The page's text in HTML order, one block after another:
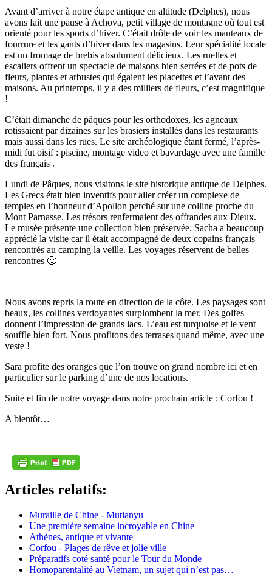
Avant d’arriver à notre étape antique en altitude (Delphes), nous
avons fait une pause à Achova, petit village de montagne où tout est
orienté pour les sports d’hiver. C’était drôle de voir les manteaux de
fourrure et les gants d’hiver dans les magasins. Leur spécialité locale
est un fromage de brebis absolument délicieux. Les ruelles et
escaliers offrent un spectacle de maisons bien serrées et de pots de
fleurs, plantes et arbustes qui égaient les placettes et l’avant des
maisons. Au printemps, il y a des milliers de fleurs, c’est magnifique
!
C’était dimanche de pâques pour les orthodoxes, les agneaux
rotissaient par dizaines sur les brasiers installés dans les restaurants
mais aussi dans les rues. Le site archéologique étant fermé, l’après-
midi fut oisif : piscine, montage video et bavardage avec une famille
des français .
Lundi de Pâques, nous visitons le site historique antique de Delphes.
Les Grecs était bien inventifs pour aller créer un complexe de
temples en l’honneur d’Apollon perché sur une colline proche du
Mont Parnasse. Les trésors renfermaient des offrandes aux Dieux.
Le musée présente une collection bien préservée. Sacha a beaucoup
apprécié la visite car il était accompagné de deux copains français
rencontrés au camping la veille. Les voyages réservent de belles
rencontres 🙂
Nous avons repris la route en direction de la côte. Les paysages sont
beaux, les collines verdoyantes surplombent la mer. Des golfes
donnent l’impression de grands lacs. L’eau est turquoise et le vent
souffle bien fort. Nous profitons des terrases quand même, avec une
veste !
Sara profite des oranges que l’on trouve on grand nombre ici et en
particulier sur le parking d’une de nos locations.
Suite et fin de notre voyage dans notre prochain article : Corfou !
A bientôt…
Articles relatifs:
Muraille de Chine - Mutianyu
Une première semaine incroyable en Chine
Athènes, antique et vivante
Corfou - Plages de rêve et jolie ville
Préparatifs coté santé pour le Tour du Monde
Homoparentalité au Vietnam, un sujet qui n’est pas…